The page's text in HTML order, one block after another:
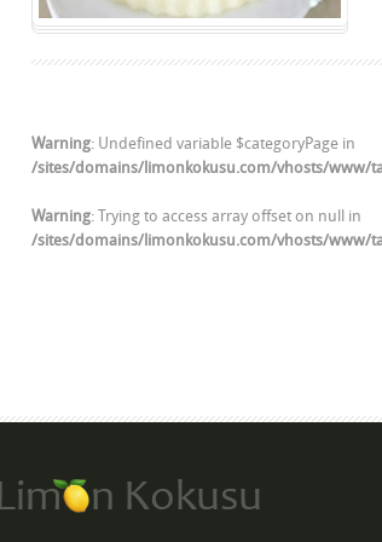
Warning: Undefined variable $categoryPage in
/sites/domains/limonkokusu.com/vhosts/www/
Warning: Trying to access array offset on null in
/sites/domains/limonkokusu.com/vhosts/www/